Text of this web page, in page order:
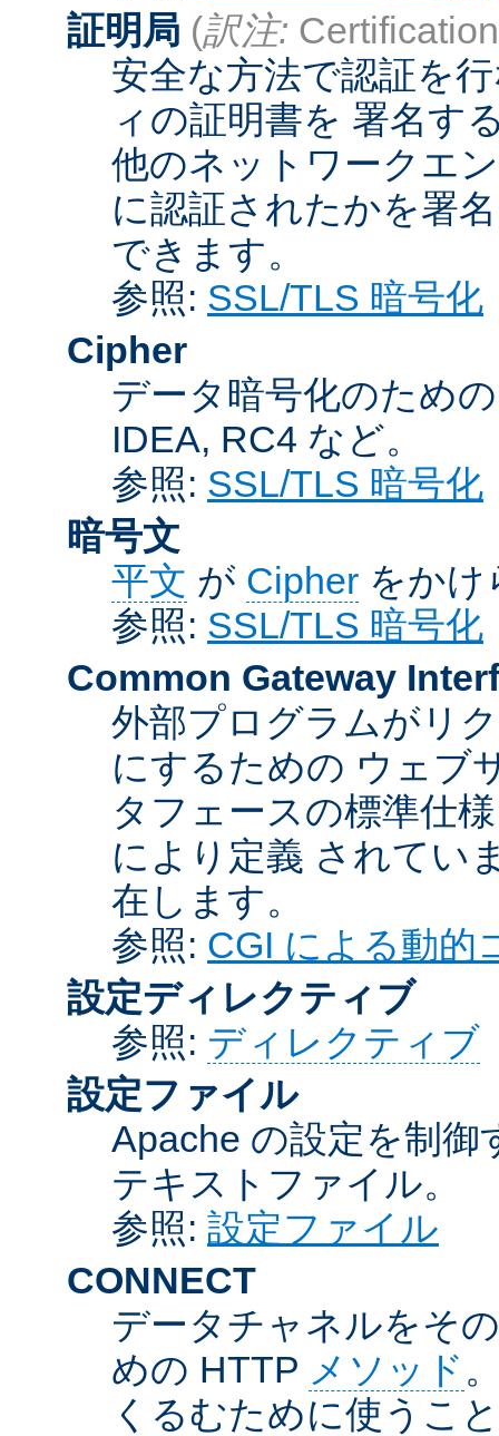
証明局 (訳注:
安全な方法で認証を
ィの証明書を 署名す
他のネットワークエ
に認証されたかを署
できます。
参照: SSL/TLS 暗号化
Cipher
データ暗号化のため
IDEA, RC4 など。
参照: SSL/TLS 暗号化
暗号文
平文 が Cipher をかけ
参照: SSL/TLS 暗号化
Common Gateway
外部プログラムがリ
にするための ウェブ
タフェースの標準仕
により定義 されてい
在します。
参照: CGI による動的
設定ディレクティブ
参照: ディレクティブ
設定ファイル
Apache の設定を制
テキストファイル。
参照: 設定ファイル
CONNECT
データチャネルをそ
めの HTTP メソッド
くるむために使うこ